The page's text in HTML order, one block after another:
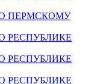
ПЕРМСКОМУ
РЕСПУБЛИКЕ
РЕСПУБЛИКЕ
РЕСПУБЛИКЕ